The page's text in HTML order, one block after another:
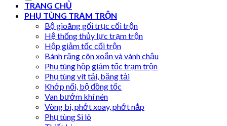
TRANG CHỦ
PHỤ TÙNG TRẠM TRỘN
Bộ gioăng gối trục cối trộn
Hệ thống thủy lực trạm trộn
Hộp giảm tốc cối trộn
Bánh răng côn xoắn và vành chậu
Phụ tùng hộp giảm tốc trạm trộn
Phụ tùng vít tải, băng tải
Khớp nối, bộ đồng tốc
Van bướm khí nén
Vòng bi, phớt xoay, phớt nắp
Phụ tùng Si lô